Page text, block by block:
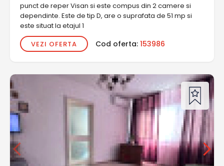
punct de reper Visan si este compus din 2 camere si
dependinte. Este de tip D, are o suprafata de 51 mp si
este situat la etajul 1
VEZI OFERTA
Cod oferta: 153986